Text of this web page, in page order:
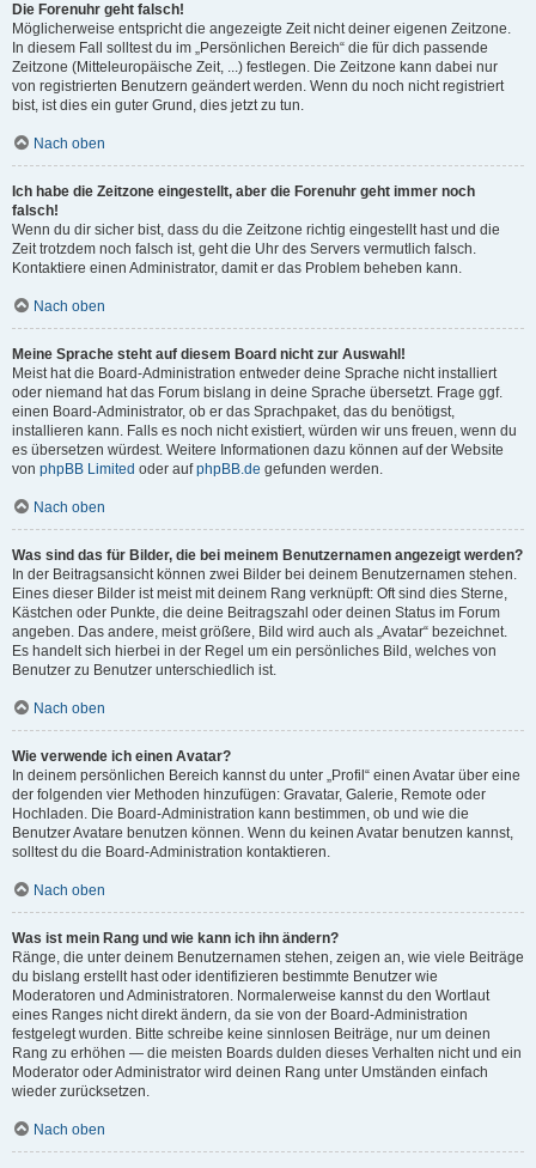
Die Forenuhr geht falsch!
Möglicherweise entspricht die angezeigte Zeit nicht deiner eigenen Zeitzone.
In diesem Fall solltest du im „Persönlichen Bereich“ die für dich passende
Zeitzone (Mitteleuropäische Zeit, ...) festlegen. Die Zeitzone kann dabei nur
von registrierten Benutzern geändert werden. Wenn du noch nicht registriert
bist, ist dies ein guter Grund, dies jetzt zu tun.
Nach oben
Ich habe die Zeitzone eingestellt, aber die Forenuhr geht immer noch
falsch!
Wenn du dir sicher bist, dass du die Zeitzone richtig eingestellt hast und die
Zeit trotzdem noch falsch ist, geht die Uhr des Servers vermutlich falsch.
Kontaktiere einen Administrator, damit er das Problem beheben kann.
Nach oben
Meine Sprache steht auf diesem Board nicht zur Auswahl!
Meist hat die Board-Administration entweder deine Sprache nicht installiert
oder niemand hat das Forum bislang in deine Sprache übersetzt. Frage ggf.
einen Board-Administrator, ob er das Sprachpaket, das du benötigst,
installieren kann. Falls es noch nicht existiert, würden wir uns freuen, wenn du
es übersetzen würdest. Weitere Informationen dazu können auf der Website
von phpBB Limited oder aufphpBB.de gefunden werden.
Nach oben
Was sind das für Bilder, die bei meinem Benutzernamen angezeigt werden?
In der Beitragsansicht können zwei Bilder bei deinem Benutzernamen stehen.
Eines dieser Bilder ist meist mit deinem Rang verknüpft: Oft sind dies Sterne,
Kästchen oder Punkte, die deine Beitragszahl oder deinen Status im Forum
angeben. Das andere, meist größere, Bild wird auch als „Avatar“ bezeichnet.
Es handelt sich hierbei in der Regel um ein persönliches Bild, welches von
Benutzer zu Benutzer unterschiedlich ist.
Nach oben
Wie verwende ich einen Avatar?
In deinem persönlichen Bereich kannst du unter „Profil“ einen Avatar über eine
der folgenden vier Methoden hinzufügen: Gravatar, Galerie, Remote oder
Hochladen. Die Board-Administration kann bestimmen, ob und wie die
Benutzer Avatare benutzen können. Wenn du keinen Avatar benutzen kannst,
solltest du die Board-Administration kontaktieren.
Nach oben
Was ist mein Rang und wie kann ich ihn ändern?
Ränge, die unter deinem Benutzernamen stehen, zeigen an, wie viele Beiträge
du bislang erstellt hast oder identifizieren bestimmte Benutzer wie
Moderatoren und Administratoren. Normalerweise kannst du den Wortlaut
eines Ranges nicht direkt ändern, da sie von der Board-Administration
festgelegt wurden. Bitte schreibe keine sinnlosen Beiträge, nur um deinen
Rang zu erhöhen — die meisten Boards dulden dieses Verhalten nicht und ein
Moderator oder Administrator wird deinen Rang unter Umständen einfach
wieder zurücksetzen.
Nach oben